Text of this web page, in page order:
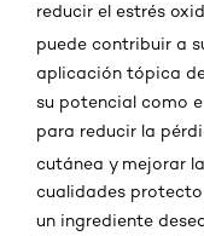
reducir el estrés
puede contribuir a
aplicación tópica
su potencial como
para reducir la
cutánea y mejorar
cualidades
un ingrediente